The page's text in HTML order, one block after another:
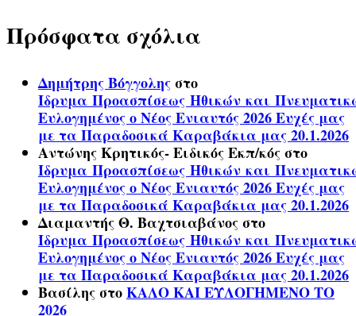
Πρόσφατα σχόλια
Δημήτρης Βόγγοληςστο
Ίδρυμα Προασπίσεως Ηθικών και
Ευλογημένος ο Νέος Ενιαυτός 2026 Ευχές μας
με τα Παραδοσικά Καραβάκια μας 20.1.2026
Αντώνης Κρητικός- Ειδικός Εκπ/κόςστο
Ίδρυμα Προασπίσεως Ηθικών και
Ευλογημένος ο Νέος Ενιαυτός 2026 Ευχές μας
με τα Παραδοσικά Καραβάκια μας 20.1.2026
Διαμαντής Θ. Βαχτσιαβάνοςστο
Ίδρυμα Προασπίσεως Ηθικών και
Ευλογημένος ο Νέος Ενιαυτός 2026 Ευχές μας
με τα Παραδοσικά Καραβάκια μας 20.1.2026
ΒασίληςστοΚΑΛΟ ΚΑΙ ΕΥΛΟΓΗΜΕΝΟ ΤΟ
2026